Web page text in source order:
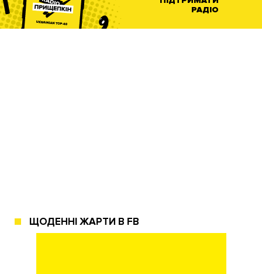
РАДІО
ЩОДЕННІ ЖАРТИ В FB